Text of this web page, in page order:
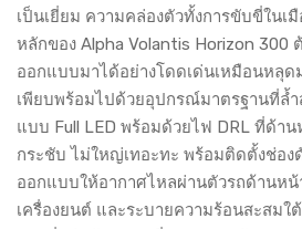
เป็นเยี่ยม ความคล่องตัวทั้งการขับขี่ในเ
หลักของ Alpha Volantis Horizon 300
ออกแบบมาได้อย่างโดดเด่นเหมือนหลุด
เพียบพร้อมไปด้วยอุปกรณ์มาตรฐานที่ล้
แบบ Full LED พร้อมด้วยไฟ DRL ที่ด้า
กระชับ ไม่ใหญ่เทอะทะ พร้อมติดตั้งช่อง
ออกแบบให้อากาศไหลผ่านตัวรถด้านห
เครื่องยนต์ และระบายความร้อนสะสมใ